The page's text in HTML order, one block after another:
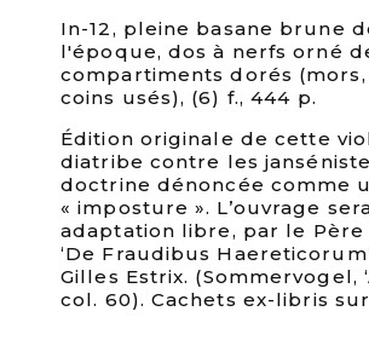
In-12, pleine basane brune
l'époque, dos à nerfs orné
compartiments dorés
coins usés), (6) f., 444 p.
Édition originale de cette
diatribe contre les
doctrine dénoncée comme
« imposture ». L’ouvrage
adaptation libre, par le Père
‘De Fraudibus
Gilles Estrix. (Sommervogel,
col. 60). Cachets ex-libris